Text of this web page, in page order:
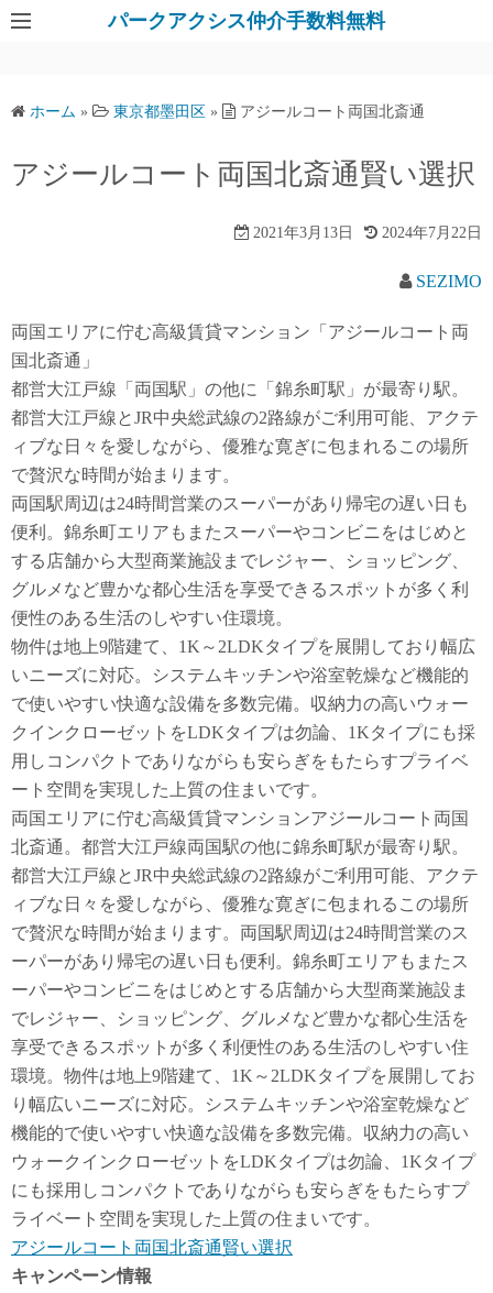
パークアクシス仲介手数料無料
ホーム » 東京都墨田区 » アジールコート両国北斎通
アジールコート両国北斎通賢い選択
2021年3月13日 2024年7月22日
SEZIMO
両国エリアに佇む高級賃貸マンション「アジールコート両
国北斎通」
都営大江戸線「両国駅」の他に「錦糸町駅」が最寄り駅。
都営大江戸線とJR中央総武線の2路線がご利用可能、アクテ
ィブな日々を愛しながら、優雅な寛ぎに包まれるこの場所
で贅沢な時間が始まります。
両国駅周辺は24時間営業のスーパーがあり帰宅の遅い日も
便利。錦糸町エリアもまたスーパーやコンビニをはじめと
する店舗から大型商業施設までレジャー、ショッピング、
グルメなど豊かな都心生活を享受できるスポットが多く利
便性のある生活のしやすい住環境。
物件は地上9階建て、1K～2LDKタイプを展開しており幅広
いニーズに対応。システムキッチンや浴室乾燥など機能的
で使いやすい快適な設備を多数完備。収納力の高いウォー
クインクローゼットをLDKタイプは勿論、1Kタイプにも採
用しコンパクトでありながらも安らぎをもたらすプライベ
ート空間を実現した上質の住まいです。
両国エリアに佇む高級賃貸マンションアジールコート両国
北斎通。都営大江戸線両国駅の他に錦糸町駅が最寄り駅。
都営大江戸線とJR中央総武線の2路線がご利用可能、アクテ
ィブな日々を愛しながら、優雅な寛ぎに包まれるこの場所
で贅沢な時間が始まります。両国駅周辺は24時間営業のス
ーパーがあり帰宅の遅い日も便利。錦糸町エリアもまたス
ーパーやコンビニをはじめとする店舗から大型商業施設ま
でレジャー、ショッピング、グルメなど豊かな都心生活を
享受できるスポットが多く利便性のある生活のしやすい住
環境。物件は地上9階建て、1K～2LDKタイプを展開してお
り幅広いニーズに対応。システムキッチンや浴室乾燥など
機能的で使いやすい快適な設備を多数完備。収納力の高い
ウォークインクローゼットをLDKタイプは勿論、1Kタイプ
にも採用しコンパクトでありながらも安らぎをもたらすプ
ライベート空間を実現した上質の住まいです。
アジールコート両国北斎通賢い選択
キャンペーン情報